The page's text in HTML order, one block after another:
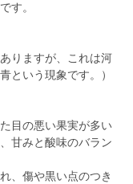
す。
りますが、これは河
という現象です。）
目の悪い果実が多い
甘みと酸味のバラン
、傷や黒い点のつき